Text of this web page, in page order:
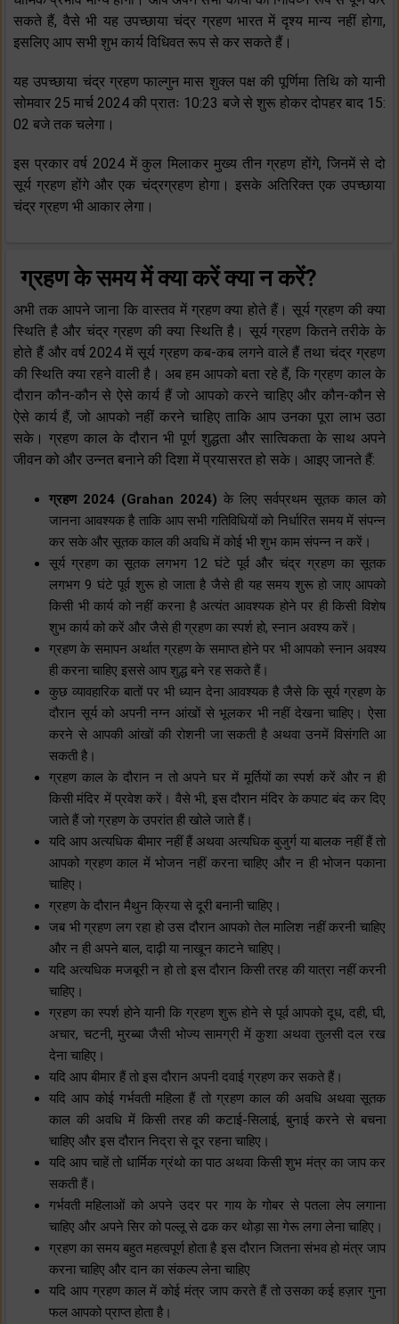
सकते हैं, वैसे भी यह उपच्छाया चंद्र ग्रहण भारत में दृश्य मान्य नहीं होगा,
इसलिए आप सभी शुभ कार्य विधिवत रूप से कर सकते हैं।
यह उपच्छाया चंद्र ग्रहण फाल्गुन मास शुक्ल पक्ष की पूर्णिमा तिथि को यानी
सोमवार 25 मार्च 2024 की प्रातः 10:23 बजे से शुरू होकर दोपहर बाद 15:
02 बजे तक चलेगा।
इस प्रकार वर्ष 2024 में कुल मिलाकर मुख्य तीन ग्रहण होंगे, जिनमें से दो
सूर्य ग्रहण होंगे और एक चंद्रग्रहण होगा। इसके अतिरिक्त एक उपच्छाया
चंद्र ग्रहण भी आकार लेगा।
ग्रहण के समय में क्या करें क्या न करें?
अभी तक आपने जाना कि वास्तव में ग्रहण क्या होते हैं। सूर्य ग्रहण की क्या
स्थिति है और चंद्र ग्रहण की क्या स्थिति है। सूर्य ग्रहण कितने तरीके के
होते हैं और वर्ष 2024 में सूर्य ग्रहण कब-कब लगने वाले हैं तथा चंद्र ग्रहण
की स्थिति क्या रहने वाली है। अब हम आपको बता रहे हैं, कि ग्रहण काल के
दौरान कौन-कौन से ऐसे कार्य हैं जो आपको करने चाहिए और कौन-कौन से
ऐसे कार्य हैं, जो आपको नहीं करने चाहिए ताकि आप उनका पूरा लाभ उठा
सके। ग्रहण काल के दौरान भी पूर्ण शुद्धता और सात्विकता के साथ अपने
जीवन को और उन्नत बनाने की दिशा में प्रयासरत हो सके। आइए जानते हैं:
ग्रहण 2024 (Grahan 2024) के लिए सर्वप्रथम सूतक काल को
जानना आवश्यक है ताकि आप सभी गतिविधियों को निर्धारित समय में संपन्न
कर सके और सूतक काल की अवधि में कोई भी शुभ काम संपन्न न करें।
सूर्य ग्रहण का सूतक लगभग 12 घंटे पूर्व और चंद्र ग्रहण का सूतक
लगभग 9 घंटे पूर्व शुरू हो जाता है जैसे ही यह समय शुरू हो जाए आपको
किसी भी कार्य को नहीं करना है अत्यंत आवश्यक होने पर ही किसी विशेष
शुभ कार्य को करें और जैसे ही ग्रहण का स्पर्श हो, स्नान अवश्य करें।
ग्रहण के समापन अर्थात ग्रहण के समाप्त होने पर भी आपको स्नान अवश्य
ही करना चाहिए इससे आप शुद्ध बने रह सकते हैं।
कुछ व्यावहारिक बातों पर भी ध्यान देना आवश्यक है जैसे कि सूर्य ग्रहण के
दौरान सूर्य को अपनी नग्न आंखों से भूलकर भी नहीं देखना चाहिए। ऐसा
करने से आपकी आंखों की रोशनी जा सकती है अथवा उनमें विसंगति आ
सकती है।
ग्रहण काल के दौरान न तो अपने घर में मूर्तियों का स्पर्श करें और न ही
किसी मंदिर में प्रवेश करें। वैसे भी, इस दौरान मंदिर के कपाट बंद कर दिए
जाते हैं जो ग्रहण के उपरांत ही खोले जाते हैं।
यदि आप अत्यधिक बीमार नहीं हैं अथवा अत्यधिक बुजुर्ग या बालक नहीं हैं तो
आपको ग्रहण काल में भोजन नहीं करना चाहिए और न ही भोजन पकाना
चाहिए।
ग्रहण के दौरान मैथुन क्रिया से दूरी बनानी चाहिए।
जब भी ग्रहण लग रहा हो उस दौरान आपको तेल मालिश नहीं करनी चाहिए
और न ही अपने बाल, दाढ़ी या नाखून काटने चाहिए।
यदि अत्यधिक मजबूरी न हो तो इस दौरान किसी तरह की यात्रा नहीं करनी
चाहिए।
ग्रहण का स्पर्श होने यानी कि ग्रहण शुरू होने से पूर्व आपको दूध, दही, घी,
अचार, चटनी, मुरब्बा जैसी भोज्य सामग्री में कुशा अथवा तुलसी दल रख
देना चाहिए।
यदि आप बीमार हैं तो इस दौरान अपनी दवाई ग्रहण कर सकते हैं।
यदि आप कोई गर्भवती महिला हैं तो ग्रहण काल की अवधि अथवा सूतक
काल की अवधि में किसी तरह की कटाई-सिलाई, बुनाई करने से बचना
चाहिए और इस दौरान निद्रा से दूर रहना चाहिए।
यदि आप चाहें तो धार्मिक ग्रंथो का पाठ अथवा किसी शुभ मंत्र का जाप कर
सकती हैं।
गर्भवती महिलाओं को अपने उदर पर गाय के गोबर से पतला लेप लगाना
चाहिए और अपने सिर को पल्लू से ढक कर थोड़ा सा गेरू लगा लेना चाहिए।
ग्रहण का समय बहुत महत्वपूर्ण होता है इस दौरान जितना संभव हो मंत्र जाप
करना चाहिए और दान का संकल्प लेना चाहिए
यदि आप ग्रहण काल में कोई मंत्र जाप करते हैं तो उसका कई हज़ार गुना
फल आपको प्राप्त होता है।